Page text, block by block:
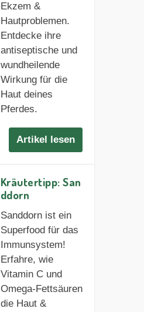
Ekzem &
Hautproblemen.
Entdecke ihre
antiseptische und
wundheilende
Wirkung für die
Haut deines
Pferdes.
Artikel lesen
Kräutertipp: San
ddorn
Sanddorn ist ein
Superfood für das
Immunsystem!
Erfahre, wie
Vitamin C und
Omega-Fettsäuren
die Haut &